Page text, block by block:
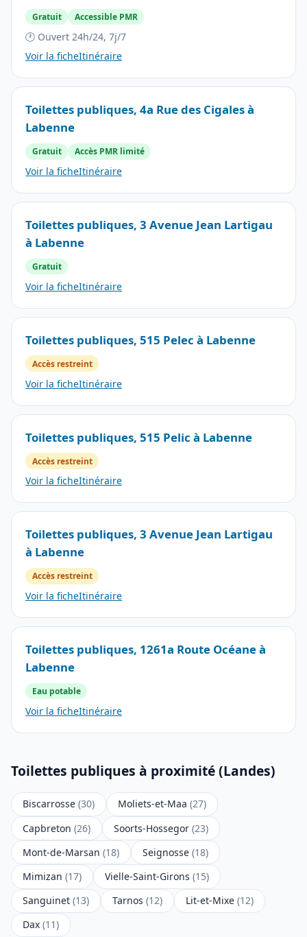
Gratuit Accessible PMR
🕐 Ouvert 24h/24, 7j/7
Voir la ficheItinéraire
Toilettes publiques, 4a Rue des Cigales à
Labenne
Gratuit Accès PMR limité
Voir la ficheItinéraire
Toilettes publiques, 3 Avenue Jean Lartigau
à Labenne
Gratuit
Voir la ficheItinéraire
Toilettes publiques, 515 Pelec à Labenne
Accès restreint
Voir la ficheItinéraire
Toilettes publiques, 515 Pelic à Labenne
Accès restreint
Voir la ficheItinéraire
Toilettes publiques, 3 Avenue Jean Lartigau
à Labenne
Accès restreint
Voir la ficheItinéraire
Toilettes publiques, 1261a Route Océane à
Labenne
Eau potable
Voir la ficheItinéraire
Toilettes publiques à proximité (Landes)
Biscarrosse (30) Moliets-et-Maa (27)
Capbreton (26) Soorts-Hossegor (23)
Mont-de-Marsan (18) Seignosse (18)
Mimizan (17) Vielle-Saint-Girons (15)
Sanguinet (13) Tarnos (12) Lit-et-Mixe (12)
Dax (11)